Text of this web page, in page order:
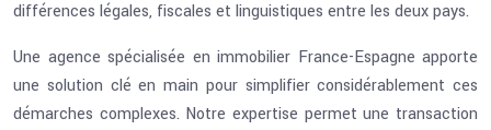
différences légales, fiscales et linguistiques entre les deux pays.
Une agence spécialisée en immobilier France-Espagne apporte
une solution clé en main pour simplifier considérablement ces
démarches complexes. Notre expertise permet une transaction